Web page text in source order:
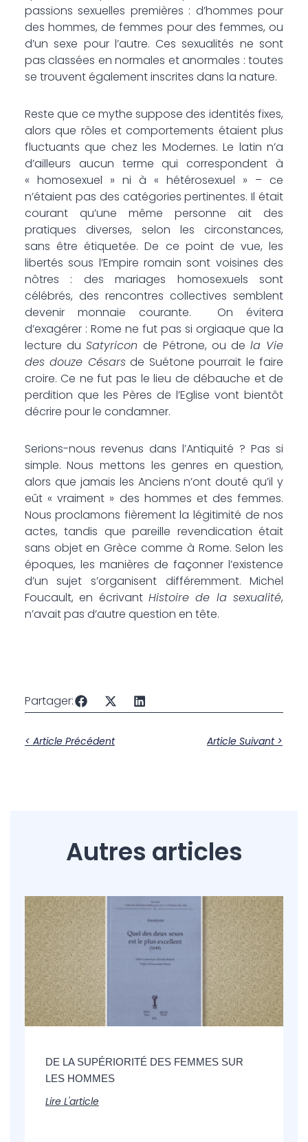
passions sexuelles premières : d’hommes pour
des hommes, de femmes pour des femmes, ou
d’un sexe pour l’autre. Ces sexualités ne sont
pas classées en normales et anormales : toutes
se trouvent également inscrites dans la nature.
Reste que ce mythe suppose des identités fixes,
alors que rôles et comportements étaient plus
fluctuants que chez les Modernes. Le latin n’a
d’ailleurs aucun terme qui correspondent à
« homosexuel » ni à « hétérosexuel » – ce
n’étaient pas des catégories pertinentes. Il était
courant qu’une même personne ait des
pratiques diverses, selon les circonstances,
sans être étiquetée. De ce point de vue, les
libertés sous l’Empire romain sont voisines des
nôtres : des mariages homosexuels sont
célébrés, des rencontres collectives semblent
devenir monnaie courante. On évitera
d’exagérer : Rome ne fut pas si orgiaque que la
lecture duSatyriconde Pétrone, ou de la Vie
des douze Césarsde Suétone pourrait le faire
croire. Ce ne fut pas le lieu de débauche et de
perdition que les Pères de l’Eglise vont bientôt
décrire pour le condamner.
Serions-nous revenus dans l’Antiquité ? Pas si
simple. Nous mettons les genres en question,
alors que jamais les Anciens n’ont douté qu’il y
eût « vraiment » des hommes et des femmes.
Nous proclamons fièrement la légitimité de nos
actes, tandis que pareille revendication était
sans objet en Grèce comme à Rome. Selon les
époques, les manières de façonner l’existence
d’un sujet s’organisent différemment. Michel
Foucault, en écrivant Histoire de la sexualité,
n’avait pas d’autre question en tête.
Partager:
< Article Précédent Article Suivant >
Autres articles
DE LA SUPÉRIORITÉ DES FEMMES SUR
LES HOMMES
Lire L'article